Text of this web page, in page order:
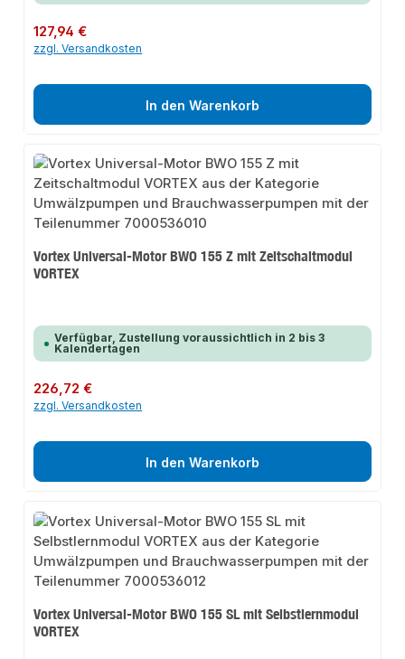
Regulärer Preis:
127,94 €
zzgl. Versandkosten
In den Warenkorb
Vortex Universal-Motor BWO 155 Z mit Zeitschaltmodul
VORTEX
Verfügbar, Zustellung voraussichtlich in 2 bis 3
Kalendertagen
Regulärer Preis:
226,72 €
zzgl. Versandkosten
In den Warenkorb
Vortex Universal-Motor BWO 155 SL mit Selbstlernmodul
VORTEX